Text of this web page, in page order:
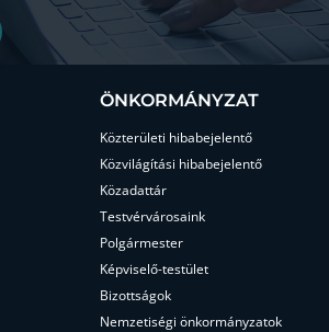
ÖNKORMÁNYZAT
Közterületi hibabejelentő
Közvilágítási hibabejelentő
Közadattár
Testvérvárosaink
Polgármester
Képviselő-testület
Bizottságok
Nemzetiségi önkormányzatok